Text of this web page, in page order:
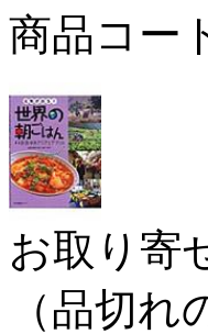
商品コー
お取り寄
（品切